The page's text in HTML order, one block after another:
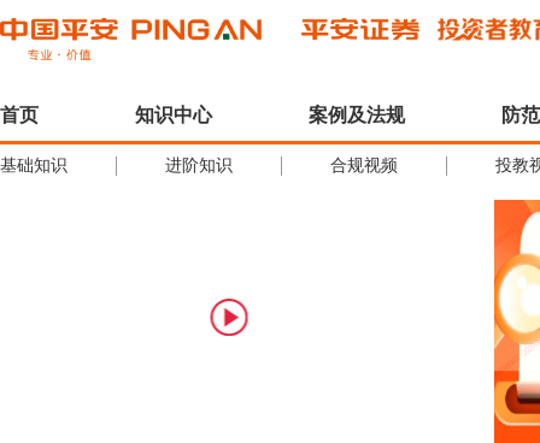
首页 知识中心 案例及法规 防
基础知识 进阶知识 合规视频 投教